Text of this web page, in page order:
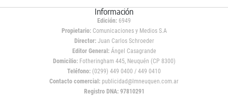
Información
Edición: 6949
Propietario:Comunicaciones y Medios S.A
Director: Juan Carlos Schroeder
Editor General:Ángel Casagrande
Domicilio:Fotheringham 445, Neuquén (CP 8300)
Teléfono: (0299) 449 0400 / 449 0410
Contacto comercial: publicidad@lmneuquen.com.ar
Registro DNA: 97810291